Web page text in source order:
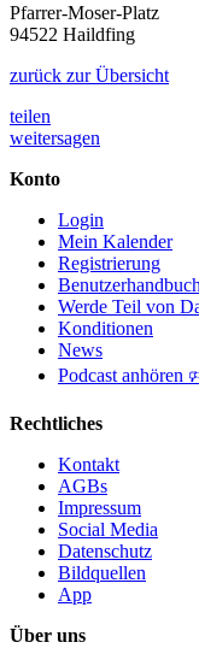
Pfarrer-Moser-Platz
94522 Haildfing
zurück zur Übersicht
teilen
weitersagen
Konto
Login
Mein Kalender
Registrierung
Benutzerhandbuch
Werde Teil von
Konditionen
News
Podcast
Rechtliches
Kontakt
AGBs
Impressum
Social Media
Datenschutz
Bildquellen
App
Über uns